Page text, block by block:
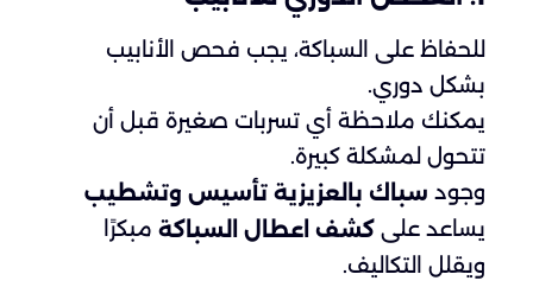
للحفاظ على السباكة، يجب فحص الأنابيب
بشكل دوري.
يمكنك ملاحظة أي تسربات صغيرة قبل أن
تتحول لمشكلة كبيرة.
وجود سباك بالعزيزية تأسيس وتشطيب
يساعد على كشف اعطال السباكة مبكرًا
ويقلل التكاليف.